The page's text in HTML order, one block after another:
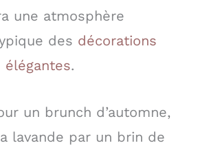
une atmosphère
des décorations
élégantes.
un brunch d’automne,
lavande par un brin de